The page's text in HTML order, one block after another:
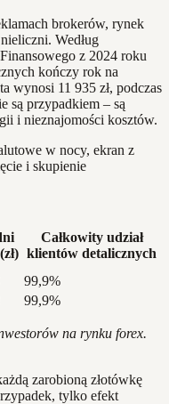
brokerów, rynek
Według
z 2024 roku
kończy rok na
wynosi 11 935 zł, podczas
są przypadkiem – są
i nieznajomości kosztów.
Całkowity udział
klientów detalicznych
99,9%
99,9%
na rynku forex.
zarobioną złotówkę
tylko efekt